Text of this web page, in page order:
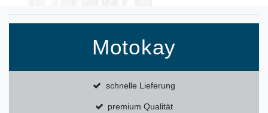
Motokay
schnelle Lieferung
premium Qualität